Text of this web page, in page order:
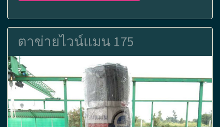
ตาข่ายไวน์แมน 175